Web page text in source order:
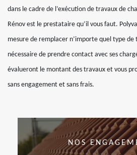
dans le cadre de l’exécution de travaux de
Rénov est le prestataire qu’il vous faut.
mesure de remplacer n’importe quel type
nécessaire de prendre contact avec ses
évalueront le montant des travaux et vous
sans engagement et sans frais.
NOS